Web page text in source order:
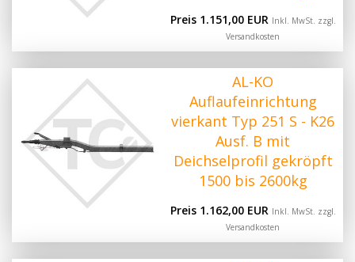
Preis 1.151,00 EUR Inkl. MwSt. zzgl.
Versandkosten
AL-KO
Auflaufeinrichtung
vierkant Typ 251 S - K26
Ausf. B mit
Deichselprofil gekröpft
1500 bis 2600kg
Preis 1.162,00 EUR Inkl. MwSt. zzgl.
Versandkosten